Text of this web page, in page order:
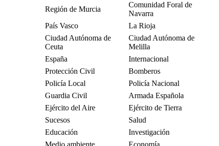
Región de Murcia
Comunidad Foral de
Navarra
País Vasco
La Rioja
Ciudad Autónoma de
Ceuta
Ciudad Autónoma de
Melilla
España
Internacional
Protección Civil
Bomberos
Policía Local
Policía Nacional
Guardia Civil
Armada Española
Ejército del Aire
Ejército de Tierra
Sucesos
Salud
Educación
Investigación
Medio ambiente
Economía